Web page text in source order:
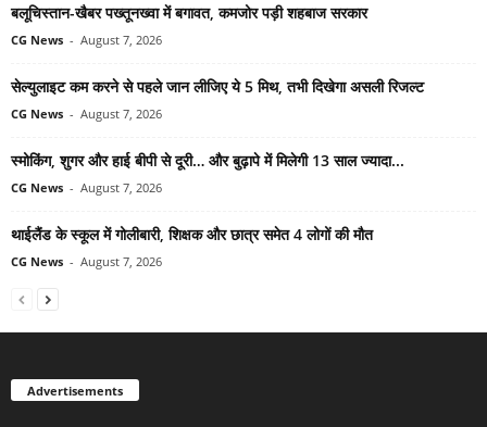
बलूचिस्तान-खैबर पख्तूनख्वा में बगावत, कमजोर पड़ी शहबाज सरकार
CG News - August 7, 2026
सेल्युलाइट कम करने से पहले जान लीजिए ये 5 मिथ, तभी दिखेगा असली रिजल्ट
CG News - August 7, 2026
स्मोकिंग, शुगर और हाई बीपी से दूरी… और बुढ़ापे में मिलेगी 13 साल ज्यादा...
CG News - August 7, 2026
थाईलैंड के स्कूल में गोलीबारी, शिक्षक और छात्र समेत 4 लोगों की मौत
CG News - August 7, 2026
Advertisements